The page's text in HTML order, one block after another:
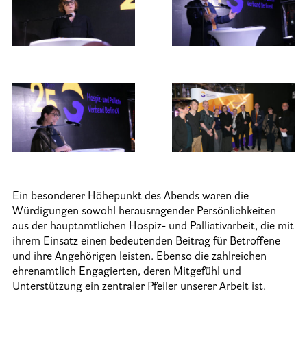
Ambulante Hospizdienste
Kinder- und Jugendhospize und -hospizdienste
Hospizdienste im Krankenhaus oder Altenpflegeheim
Palliative Einrichtungen
Beratungsstelle(n)
Kontakt
Ein besonderer Höhepunkt des Abends waren die
Würdigungen sowohl herausragender Persönlichkeiten
aus der hauptamtlichen Hospiz- und Palliativarbeit, die mit
ihrem Einsatz einen bedeutenden Beitrag für Betroffene
und ihre Angehörigen leisten. Ebenso die zahlreichen
ehrenamtlich Engagierten, deren Mitgefühl und
Unterstützung ein zentraler Pfeiler unserer Arbeit ist.